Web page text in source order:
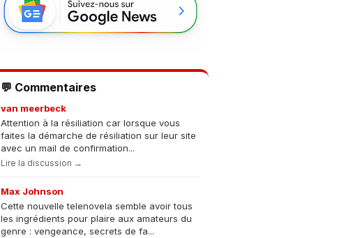
💬 Commentaires
van meerbeck
Attention à la résiliation car lorsque vous
faites la démarche de résiliation sur leur site
avec un mail de confirmation...
Lire la discussion →
Max Johnson
Cette nouvelle telenovela semble avoir tous
les ingrédients pour plaire aux amateurs du
genre : vengeance, secrets de fa...